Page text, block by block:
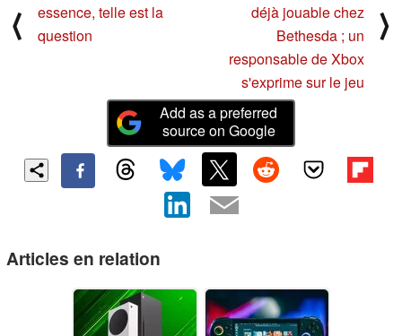
⟨
essence, telle est la
question
déjà jouable chez
Bethesda ; un
responsable de Xbox
s'exprime sur le jeu
⟩
Add as a preferred
source on Google
Articles en relation